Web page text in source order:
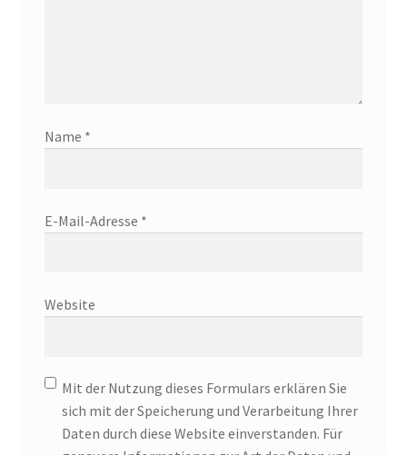
Name *
E-Mail-Adresse *
Website
Mit der Nutzung dieses Formulars erklären Sie
sich mit der Speicherung und Verarbeitung Ihrer
Daten durch diese Website einverstanden. Für